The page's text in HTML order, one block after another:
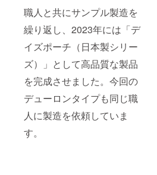
職人と共にサンプル製造を
繰り返し、2023年には「デ
イズポーチ（日本製シリー
ズ）」として高品質な製品
を完成させました。今回の
デューロンタイプも同じ職
人に製造を依頼していま
す。